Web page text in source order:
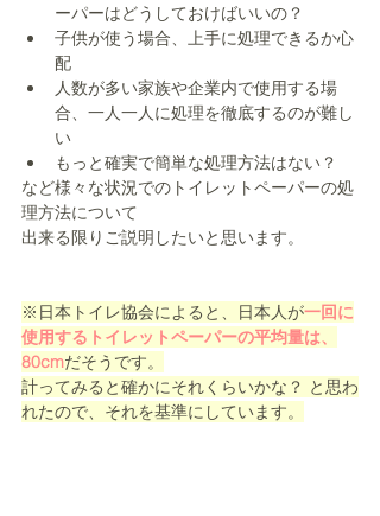
ーパーはどうしておけばいいの？
子供が使う場合、上手に処理できるか心
配
人数が多い家族や企業内で使用する場
合、一人一人に処理を徹底するのが難し
い
もっと確実で簡単な処理方法はない？
など様々な状況でのトイレットペーパーの処
理方法について
出来る限りご説明したいと思います。
※日本トイレ協会によると、日本人が一回に
使用するトイレットペーパーの平均量は、
80cmだそうです。
計ってみると確かにそれくらいかな？ と思わ
れたので、それを基準にしています。